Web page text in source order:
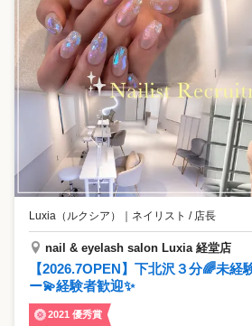
Luxia（ルクシア） ネイリスト / 店長
nail & eyelash salon Luxia 経堂店
【2026.7OPEN】下北沢３分🌈未経
ー💫経験者歓迎✨
2021 優秀賞